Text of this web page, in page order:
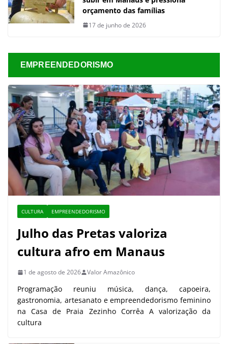
orçamento das famílias
17 de junho de 2026
EMPREENDEDORISMO
CULTURA EMPREENDEDORISMO
Julho das Pretas valoriza
cultura afro em Manaus
1 de agosto de 2026 Valor Amazônico
Programação reuniu música, dança, capoeira,
gastronomia, artesanato e empreendedorismo feminino
na Casa de Praia Zezinho Corrêa A valorização da
cultura